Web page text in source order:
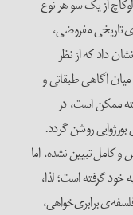
از یک سو هر نوع
مفروضی،
که از نظر
کاملی میان آگاهی طبقاتی و
است، در
روشن گردد.
تبیین نشده، اما
است؛ لذا،
برابری‌خواهی،